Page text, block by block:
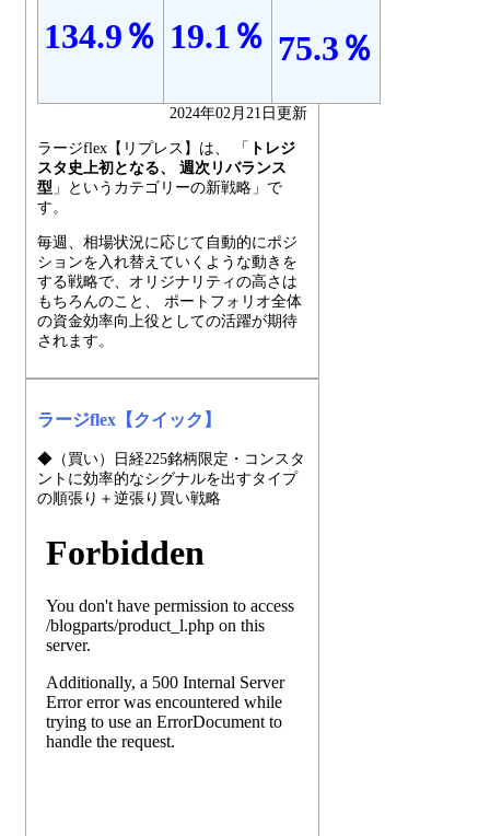
134.9％ 19.1％ 75.3％
2024年02月21日更新
ラージflex【リプレス】は、 「 トレジ
スタ史上初となる、 週次リバランス
型 」というカテゴリーの新戦略」で
す。
毎週、相場状況に応じて自動的にポジ
ションを入れ替えていくような動きを
する戦略で、オリジナリティの高さは
もちろんのこと、 ポートフォリオ全体
の資金効率向上役としての活躍が期待
されます。
ラージflex【クイック】
◆（買い）日経225銘柄限定・コンスタ
ントに効率的なシグナルを出すタイプ
の順張り＋逆張り買い戦略